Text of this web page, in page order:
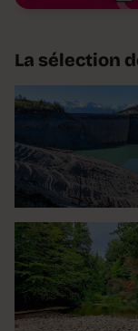
La sélection